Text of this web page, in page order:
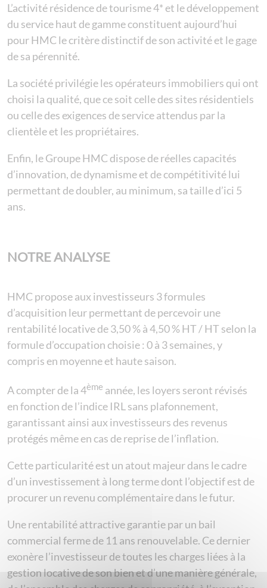
L’activité résidence de tourisme 4* et le développement
du service haut de gamme constituent aujourd’hui
pour HMC le critère distinctif de son activité et le gage
de sa pérennité.
La société privilégie les opérateurs immobiliers qui ont
choisi la qualité, que ce soit celle des sites résidentiels
ou celle des exigences de service attendus par la
clientèle et les propriétaires.
Enfin, le Groupe HMC dispose de réelles capacités
d’innovation, de dynamisme et de compétitivité lui
permettant de doubler, au minimum, sa taille d’ici 5
ans.
NOTRE ANALYSE
HMC propose aux investisseurs 3 formules
d’acquisition leur permettant de percevoir une
rentabilité locative de 3,50 % à 4,50 % HT / HT selon la
formule d’occupation choisie : 0 à 3 semaines, y
compris en moyenne et haute saison.
A compter de la 4ème année, les loyers seront révisés
en fonction de l’indice IRL sans plafonnement,
garantissant ainsi aux investisseurs des revenus
protégés même en cas de reprise de l’inflation.
Cette particularité est un atout majeur dans le cadre
d’un investissement à long terme dont l’objectif est de
procurer un revenu complémentaire dans le futur.
Une rentabilité attractive garantie par un bail
commercial ferme de 11 ans renouvelable. Ce dernier
exonère l’investisseur de toutes les charges liées à la
gestion locative de son bien et d’une manière générale,